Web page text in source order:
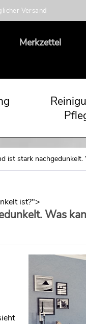
Versand
Merkzettel
ist stark
ist?">
Was